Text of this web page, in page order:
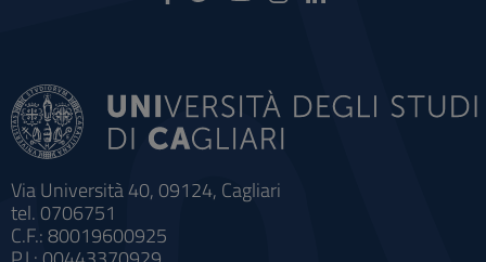
Via Università 40, 09124, Cagliari
tel. 0706751
C.F.: 80019600925